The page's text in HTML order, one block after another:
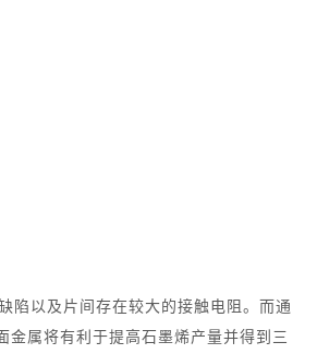
陷以及片间存在较大的接触电阻。而通
属将有利于提高石墨烯产量并得到三